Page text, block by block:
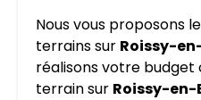
Nous vous proposons
terrains sur Roissy-
réalisons votre
terrain sur Roissy-en-